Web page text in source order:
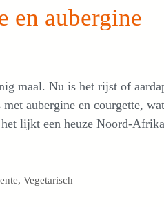
en aubergine
maal. Nu is het rijst of
aubergine en courgette, wat
lijkt een heuze Noord-
,Vegetarisch